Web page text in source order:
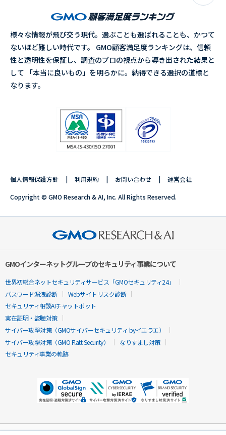
様々な情報が飛び交う現代。選ぶことも選ばれることも、かつて
ないほど難しい時代です。 GMO顧客満足度ランキングは、信頼
性と透明性を保証し、調査のプロの視点から導き出された結果と
して 「本当に良いもの」を明らかに。納得できる選択の道標と
なります。
個人情報保護方針 利用規約 お問い合わせ 運営会社
Copyright © GMO Research & AI, Inc. All Rights Reserved.
GMOインターネットグループのセキュリティ事業について
世界初総合ネットセキュリティサービス「GMOセキュリティ24」
パスワード漏洩診断
Webサイトリスク診断
セキュリティ相談AIチャットボット
実在証明・盗聴対策
サイバー攻撃対策（GMOサイバーセキュリティ byイエラエ）
サイバー攻撃対策（GMO Flatt Security）
なりすまし対策
セキュリティ事業の軌跡